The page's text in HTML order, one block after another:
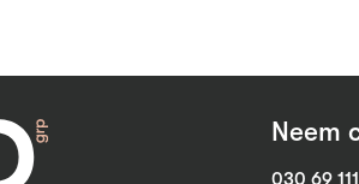
Neem
030 69